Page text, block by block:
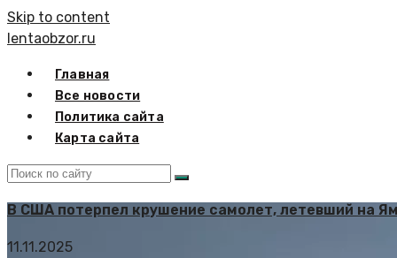
Skip to content
lentaobzor.ru
Главная
Все новости
Политика сайта
Карта сайта
В США потерпел крушение самолет, летевший на
11.11.2025